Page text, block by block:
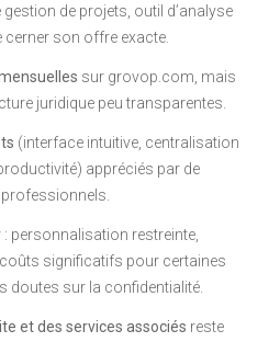
de projets, outil d’analyse
cerner son offre exacte.
sur grovop.com, mais
juridique peu transparentes.
(interface intuitive, centralisation
appréciés par de
: personnalisation restreinte,
significatifs pour certaines
doutes sur la confidentialité.
et des services associés reste